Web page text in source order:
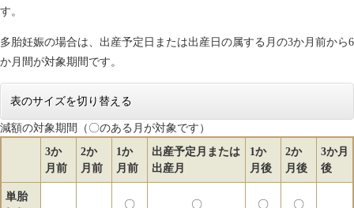
す。
多胎妊娠の場合は、出産予定日または出産日の属する月の3か月前から6
か月間が対象期間です。
表のサイズを切り替える
減額の対象期間（〇のある月が対象です）
3か
月前
2か
月前
1か
月前
出産予定月または
出産月
1か
月後
2か
月後
3か月
後
単胎
〇 〇 〇 〇